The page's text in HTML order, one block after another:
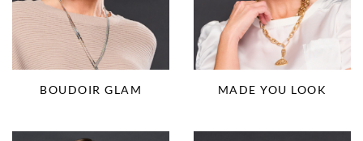
BOUDOIR GLAM MADE YOU LOOK